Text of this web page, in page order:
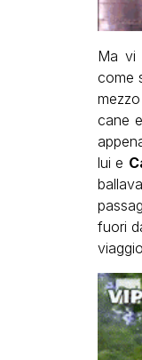
Ma vi
come
cane
lui e
fuori